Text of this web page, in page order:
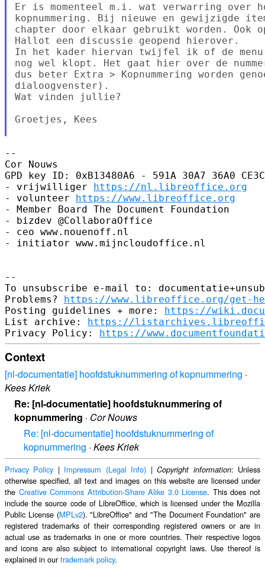
Er is momenteel m.i. wat verwarring over
kopnummering. Bij nieuwe en gewijzigde
chapter door elkaar gebruikt worden.
Hallot een discussie geopend hierover.
In het kader hiervan twijfel ik of de menu-
nog wel klopt. Het gaat hier over de
dus beter Extra > Kopnummering worden
dialoogvenster).
Wat vinden jullie?
Groetjes, Kees
--
Cor Nouws
GPD key ID: 0xB13480A6 - 591A 30A7 36A0
- vrijwilliger https://nl.libreoffice.org
- volunteer https://www.libreoffice.org
- Member Board The Document Foundation
- bizdev @CollaboraOffice
- ceo www.nouenoff.nl
- initiator www.mijncloudoffice.nl
--
To unsubscribe e-mail to:
Problems? https://www.libreoffice.org/get-
Posting guidelines + more: https://
List archive: https://
Privacy Policy: https://
Context
[nl-documentatie] hoofdstuknummering of kopnummering ·
Kees Kriek
Re: [nl-documentatie] hoofdstuknummering of
kopnummering · Cor Nouws
Re: [nl-documentatie] hoofdstuknummering of
kopnummering · Kees Kriek
Privacy Policy | Impressum (Legal Info) |Copyright information: Unless
otherwise specified, all text and images on this website are licensed under
the Creative Commons Attribution-Share Alike 3.0 License. This does not
include the source code of LibreOffice, which is licensed under the Mozilla
Public License (MPLv2). "LibreOffice" and "The Document Foundation" are
registered trademarks of their corresponding registered owners or are in
actual use as trademarks in one or more countries. Their respective logos
and icons are also subject to international copyright laws. Use thereof is
explained in ourtrademark policy.